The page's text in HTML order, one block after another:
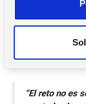
n
m
Garantizar la
software es
efectivo y rápido,
mayor grado de
área logística.
“El reto no es